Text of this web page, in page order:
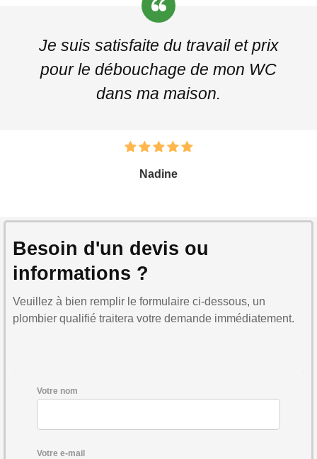
Je suis satisfaite du travail et prix
pour le débouchage de mon WC
dans ma maison.
Nadine
Besoin d'un devis ou
informations ?
Veuillez à bien remplir le formulaire ci-dessous, un
plombier qualifié traitera votre demande immédiatement.
Votre nom
Votre e-mail